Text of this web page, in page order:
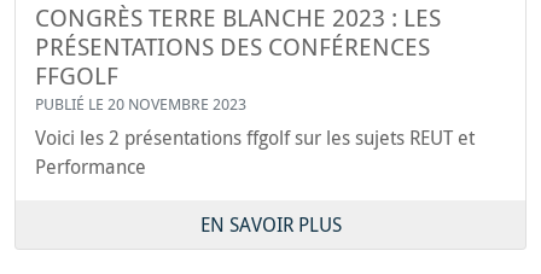
CONGRÈS TERRE BLANCHE 2023 : LES
PRÉSENTATIONS DES CONFÉRENCES
FFGOLF
PUBLIÉ LE 20 NOVEMBRE 2023
Voici les 2 présentations ffgolf sur les sujets REUT et
Performance
EN SAVOIR PLUS